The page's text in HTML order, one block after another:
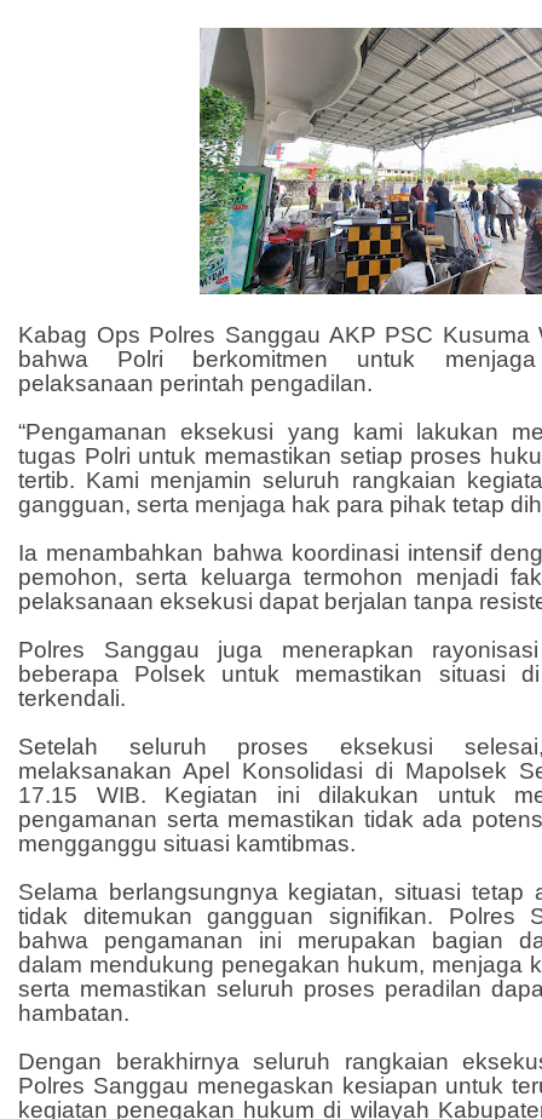
Kabag Ops Polres Sanggau AKP PSC Kusuma
bahwa Polri berkomitmen untuk
pelaksanaan perintah pengadilan.
“Pengamanan eksekusi yang kami lakukan
tugas Polri untuk memastikan setiap proses
tertib. Kami menjamin seluruh rangkaian
gangguan, serta menjaga hak para pihak tetap
Ia menambahkan bahwa koordinasi intensif
pemohon, serta keluarga termohon menjadi
pelaksanaan eksekusi dapat berjalan tanpa
Polres Sanggau juga menerapkan
beberapa Polsek untuk memastikan situasi
terkendali.
Setelah seluruh proses eksekusi
melaksanakan Apel Konsolidasi di Mapolsek
17.15 WIB. Kegiatan ini dilakukan untuk
pengamanan serta memastikan tidak ada
mengganggu situasi kamtibmas.
Selama berlangsungnya kegiatan, situasi tetap
tidak ditemukan gangguan signifikan. Polres
bahwa pengamanan ini merupakan bagian
dalam mendukung penegakan hukum, menjaga
serta memastikan seluruh proses peradilan
hambatan.
Dengan berakhirnya seluruh rangkaian
Polres Sanggau menegaskan kesiapan untuk
kegiatan penegakan hukum di wilayah